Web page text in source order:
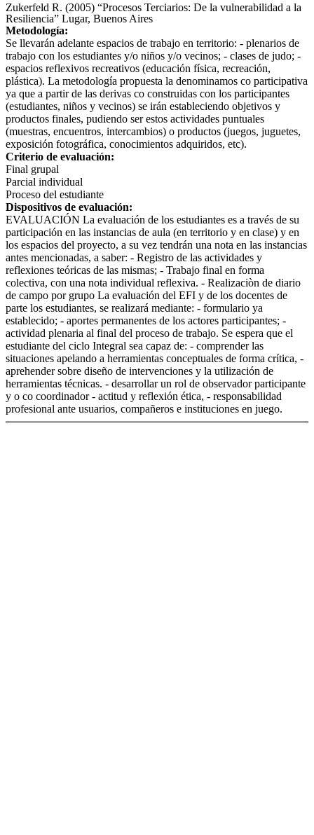
Zukerfeld R. (2005) “Procesos Terciarios: De la vulnerabilidad a la
Resiliencia” Lugar, Buenos Aires
Metodología:
Se llevarán adelante espacios de trabajo en territorio: - plenarios de
trabajo con los estudiantes y/o niños y/o vecinos; - clases de judo; -
espacios reflexivos recreativos (educación física, recreación,
plástica). La metodología propuesta la denominamos co participativa
ya que a partir de las derivas co construidas con los participantes
(estudiantes, niños y vecinos) se irán estableciendo objetivos y
productos finales, pudiendo ser estos actividades puntuales
(muestras, encuentros, intercambios) o productos (juegos, juguetes,
exposición fotográfica, conocimientos adquiridos, etc).
Criterio de evaluación:
Final grupal
Parcial individual
Proceso del estudiante
Dispositivos de evaluación:
EVALUACIÓN La evaluación de los estudiantes es a través de su
participación en las instancias de aula (en territorio y en clase) y en
los espacios del proyecto, a su vez tendrán una nota en las instancias
antes mencionadas, a saber: - Registro de las actividades y
reflexiones teóricas de las mismas; - Trabajo final en forma
colectiva, con una nota individual reflexiva. - Realizaciòn de diario
de campo por grupo La evaluación del EFI y de los docentes de
parte los estudiantes, se realizará mediante: - formulario ya
establecido; - aportes permanentes de los actores participantes; -
actividad plenaria al final del proceso de trabajo. Se espera que el
estudiante del ciclo Integral sea capaz de: - comprender las
situaciones apelando a herramientas conceptuales de forma crítica, -
aprehender sobre diseño de intervenciones y la utilización de
herramientas técnicas. - desarrollar un rol de observador participante
y o co coordinador - actitud y reflexión ética, - responsabilidad
profesional ante usuarios, compañeros e instituciones en juego.